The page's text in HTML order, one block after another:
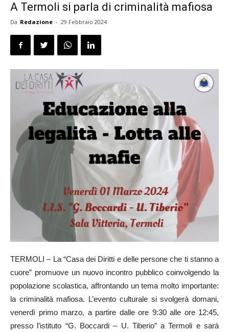
A Termoli si parla di criminalità mafiosa
Da Redazione - 29 Febbraio 2024
TERMOLI – La “Casa dei Diritti e delle persone che ti stanno a
cuore” promuove un nuovo incontro pubblico coinvolgendo la
popolazione scolastica, affrontando un tema molto importante:
la criminalità mafiosa. L’evento culturale si svolgerà domani,
venerdì primo marzo, a partire dalle ore 9:30 alle ore 12:45,
presso l’istituto “G. Boccardi – U. Tiberio” a Termoli e sarà